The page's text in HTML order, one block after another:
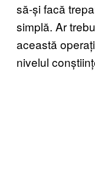
să-și facă
simplă. Ar
această
nivelul